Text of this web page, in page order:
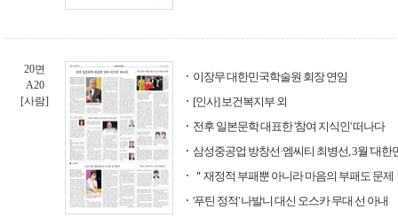
20면
A20
[사람]
이장무 대한민국학술원 회장 연임
[인사] 보건복지부 외
전후 일본문학 대표한 '참여 지식인' 떠나다
삼성중공업 방창선·엠씨티 최병선, 3월 '대한
＂재정적 부패뿐 아니라 마음의 부패도 문제
'푸틴 정적' 나발니 대신 오스카 무대 선 아내